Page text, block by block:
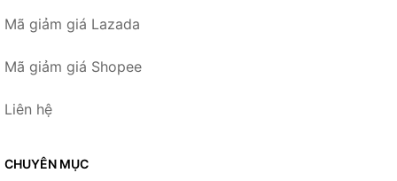
Mã giảm giá Lazada
Mã giảm giá Shopee
Liên hệ
CHUYÊN MỤC